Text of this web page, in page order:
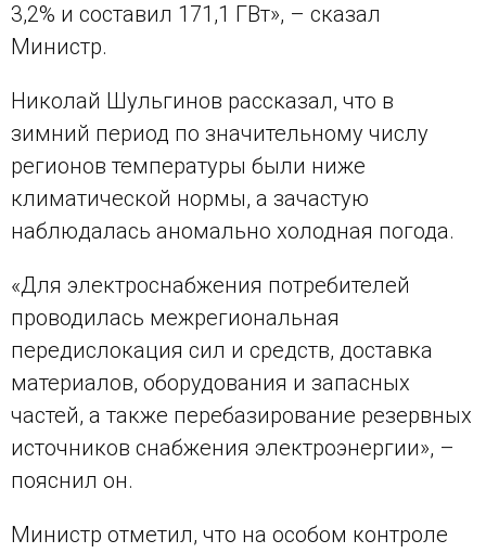
3,2% и составил 171,1 ГВт», – сказал
Министр.
Николай Шульгинов рассказал, что в
зимний период по значительному числу
регионов температуры были ниже
климатической нормы, а зачастую
наблюдалась аномально холодная погода.
«Для электроснабжения потребителей
проводилась межрегиональная
передислокация сил и средств, доставка
материалов, оборудования и запасных
частей, а также перебазирование резервных
источников снабжения электроэнергии», –
пояснил он.
Министр отметил, что на особом контроле